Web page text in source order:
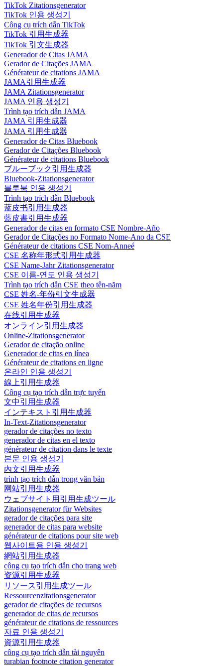
TikTok Zitationsgenerator
TikTok 인용 생성기
Công cụ trích dẫn TikTok
TikTok 引用生成器
TikTok 引文生成器
Generador de Citas JAMA
Gerador de Citações JAMA
Générateur de citations JAMA
JAMA引用生成器
JAMA Zitationsgenerator
JAMA 인용 생성기
Trình tạo trích dẫn JAMA
JAMA 引用生成器
JAMA 引用生成器
Generador de Citas Bluebook
Gerador de Citações Bluebook
Générateur de citations Bluebook
ブルーブック引用生成器
Bluebook-Zitationsgenerator
블루북 인용 생성기
Trình tạo trích dẫn Bluebook
蓝皮书引用生成器
藍皮書引用生成器
Generador de citas en formato CSE Nombre-Año
Gerador de Citações no Formato Nome-Ano da CSE
Générateur de citations CSE Nom-Anneé
CSE 名称年形式引用生成器
CSE Name-Jahr Zitationsgenerator
CSE 이름-연도 인용 생성기
Trình tạo trích dẫn CSE theo tên-năm
CSE 姓名-年份引文生成器
CSE 姓名年份引用生成器
在线引用生成器
オンライン引用生成器
Online-Zitationsgenerator
Gerador de citação online
Generador de citas en línea
Générateur de citations en ligne
온라인 인용 생성기
線上引用生成器
Công cụ tạo trích dẫn trực tuyến
文中引用生成器
インテキスト引用生成器
In-Text-Zitationsgenerator
gerador de citações no texto
generador de citas en el texto
générateur de citation dans le texte
본문 인용 생성기
內文引用生成器
trình tạo trích dẫn trong văn bản
网站引用生成器
ウェブサイト用引用生成ツール
Zitationsgenerator für Websites
gerador de citações para site
generador de citas para website
générateur de citations pour site web
웹사이트용 인용 생성기
網站引用生成器
công cụ tạo trích dẫn cho trang web
资源引用生成器
リソース引用生成ツール
Ressourcenzitationsgenerator
gerador de citações de recursos
generador de citas de recursos
générateur de citations de ressources
자료 인용 생성기
資源引用生成器
công cụ tạo trích dẫn tài nguyên
turabian footnote citation generator